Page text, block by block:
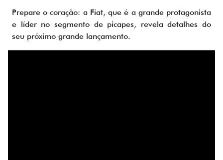
Prepare o coração: a Fiat, que é a grande protagonista
e líder no segmento de picapes, revela detalhes do
seu próximo grande lançamento.